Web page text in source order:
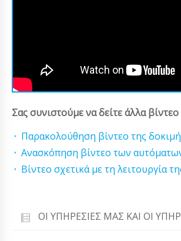
Σας συνιστούμε να δείτε άλλα
Παρακολούθηση βίντεο της
Ανασκόπηση βίντεο των
Βίντεο σχετικά με τη λειτουργία
ΟΙ ΥΠΗΡΕΣΊΕΣ ΜΑΣ ΚΑΙ ΟΙ